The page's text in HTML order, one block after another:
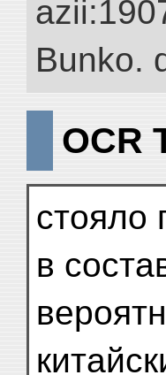
Bunko.
OCR
стояло
в